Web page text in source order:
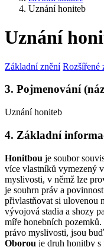
Uznání honiteb
Uznání
Základní znění Rozšířené
3. Pojmenování
Uznání honiteb
4. Základní
Honitbou je soubor
více vlastníků vymezený
myslivosti, v němž lze
je souhrn práv a
přivlastňovat si ulovenou
vývojová stadia a shozy
míře honebních
právo myslivosti, jsou buď
Oborou je druh honitby